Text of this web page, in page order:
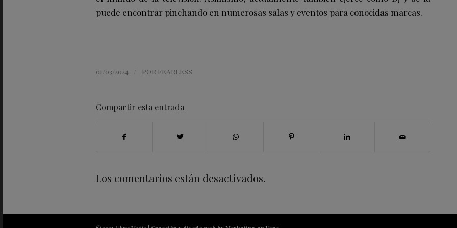
puede encontrar pinchando en numerosas salas y eventos para conocidas marcas.
01/03/2024 POR FEARLESS
Compartir esta entrada
Los comentarios están desactivados.